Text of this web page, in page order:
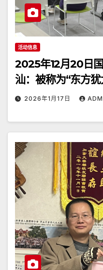
活动信息
2025年12月20日
汕：被称为“东方犹
2026年1月17日